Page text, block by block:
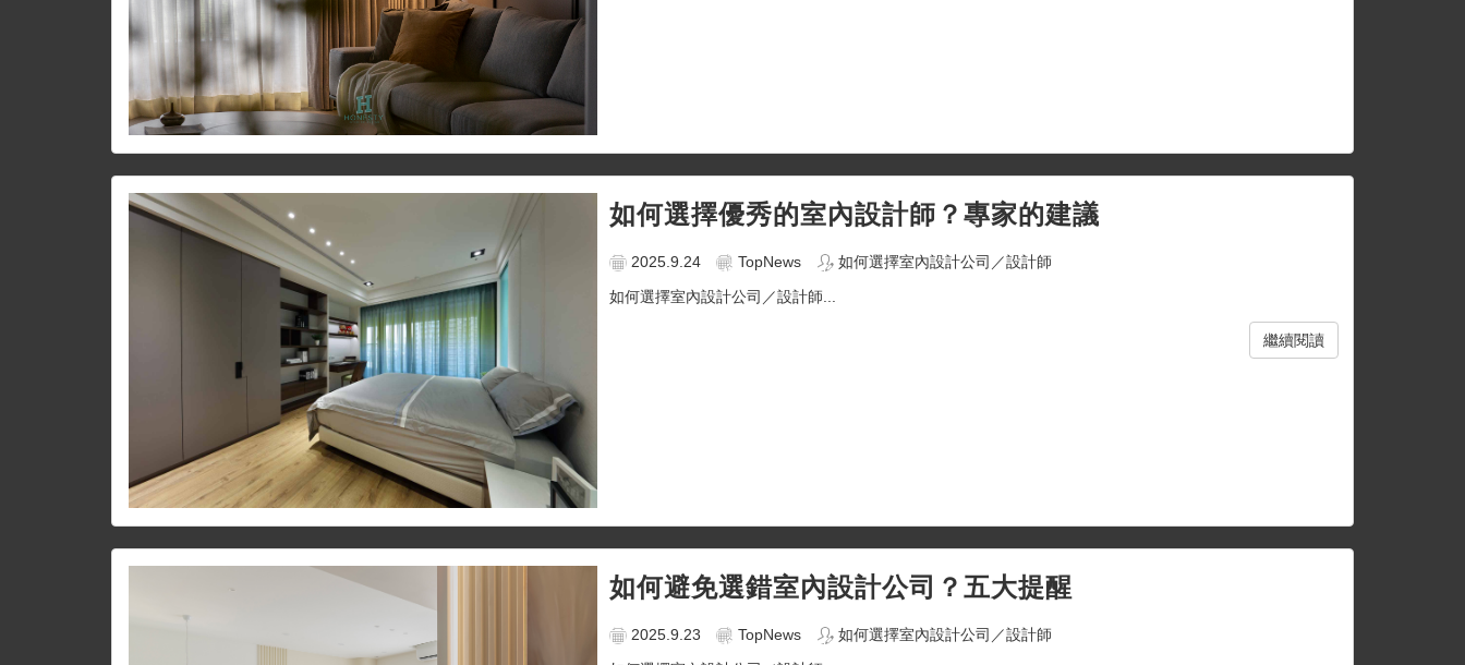
如何選擇優秀的室內設計師？專家的建議
2025.9.24 TopNews
如何選擇室內設計公司／設計師
如何選擇室內設計公司／設計師...
繼續閱讀
如何避免選錯室內設計公司？五大提醒
2025.9.23 TopNews
如何選擇室內設計公司／設計師